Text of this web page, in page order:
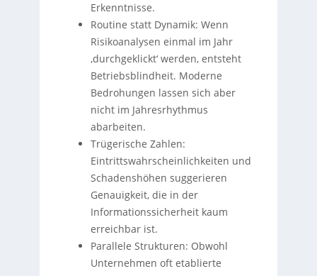
Erkenntnisse.
Routine statt Dynamik: Wenn
Risikoanalysen einmal im Jahr
‚durchgeklickt‘ werden, entsteht
Betriebsblindheit. Moderne
Bedrohungen lassen sich aber
nicht im Jahresrhythmus
abarbeiten.
Trügerische Zahlen:
Eintrittswahrscheinlichkeiten und
Schadenshöhen suggerieren
Genauigkeit, die in der
Informationssicherheit kaum
erreichbar ist.
Parallele Strukturen: Obwohl
Unternehmen oft etablierte